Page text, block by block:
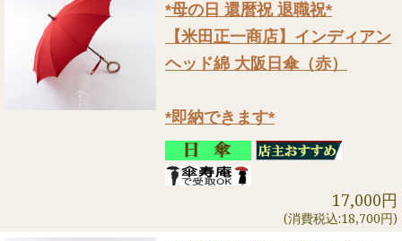
*母の日 還暦祝 退職祝*
【米田正一商店】インディアン
ヘッド綿 大阪日傘（赤）
*即納できます*
17,000円
(消費税込:18,700円)